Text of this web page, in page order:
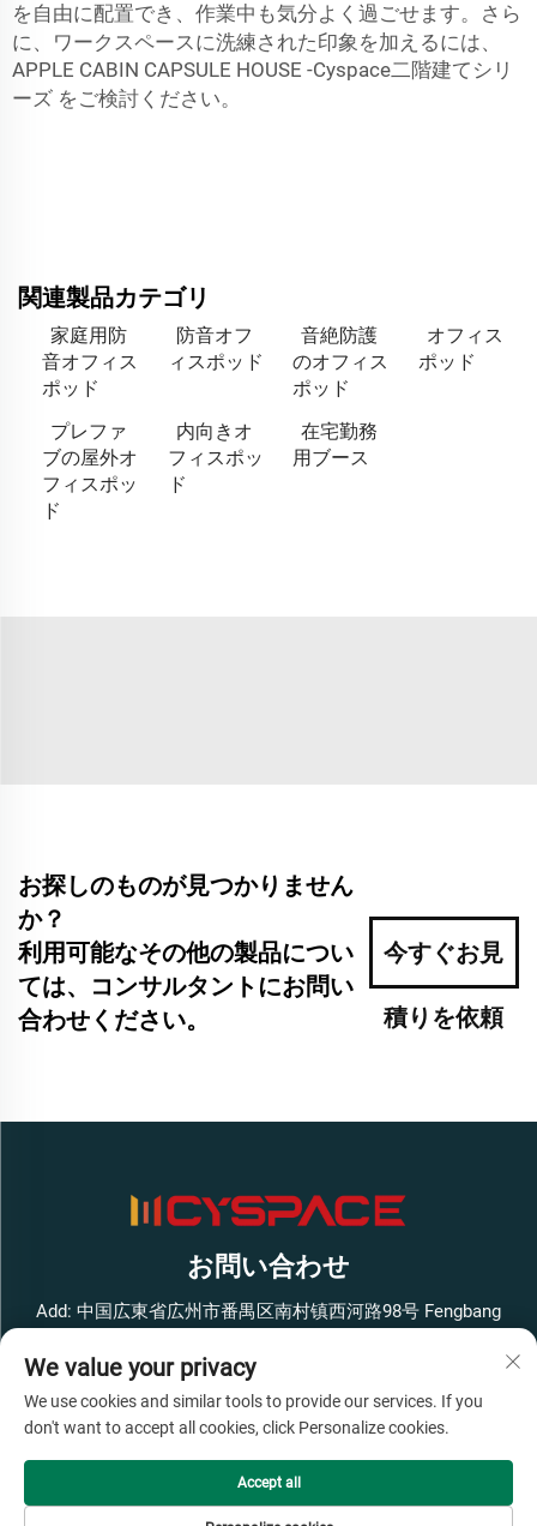
を自由に配置でき、作業中も気分よく過ごせます。さら
に、ワークスペースに洗練された印象を加えるには、
APPLE CABIN CAPSULE HOUSE -Cyspace二階建てシリ
ーズ をご検討ください。
関連製品カテゴリ
家庭用防
音オフィス
ポッド
防音オフ
ィスポッド
音絶防護
のオフィス
ポッド
オフィス
ポッド
プレファ
ブの屋外オ
フィスポッ
ド
内向きオ
フィスポッ
ド
在宅勤務
用ブース
お探しのものが見つかりません
か？
利用可能なその他の製品につい
ては、コンサルタントにお問い
合わせください。
今すぐお見
積りを依頼
お問い合わせ
Add: 中国広東省広州市番禺区南村镇西河路98号 Fengbang
電話番号： +86-13316062192
メールアドレス：[email protected]
著作権 © 広州Cyspace知能設備有限公司、すべての権利を保
プライバシーポリシー- わかった
We value your privacy
We use cookies and similar tools to provide our services. If you
don't want to accept all cookies, click Personalize cookies.
Accept all